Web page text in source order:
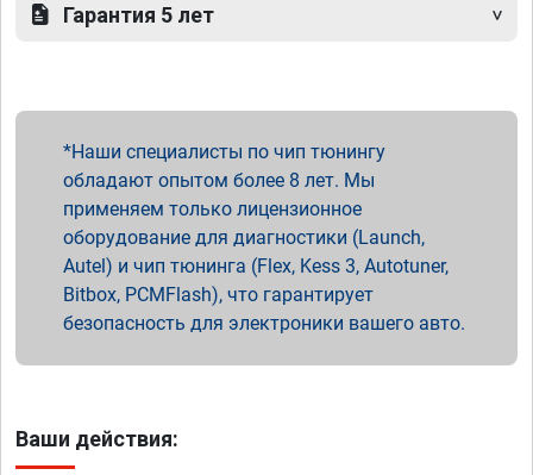
Гарантия 5 лет
Наши специалисты по чип тюнингу
обладают опытом более 8 лет. Мы
применяем только лицензионное
оборудование для диагностики (Launch,
Autel) и чип тюнинга (Flex, Kess 3, Autotuner,
Bitbox, PCMFlash), что гарантирует
безопасность для электроники вашего авто.
Ваши действия: